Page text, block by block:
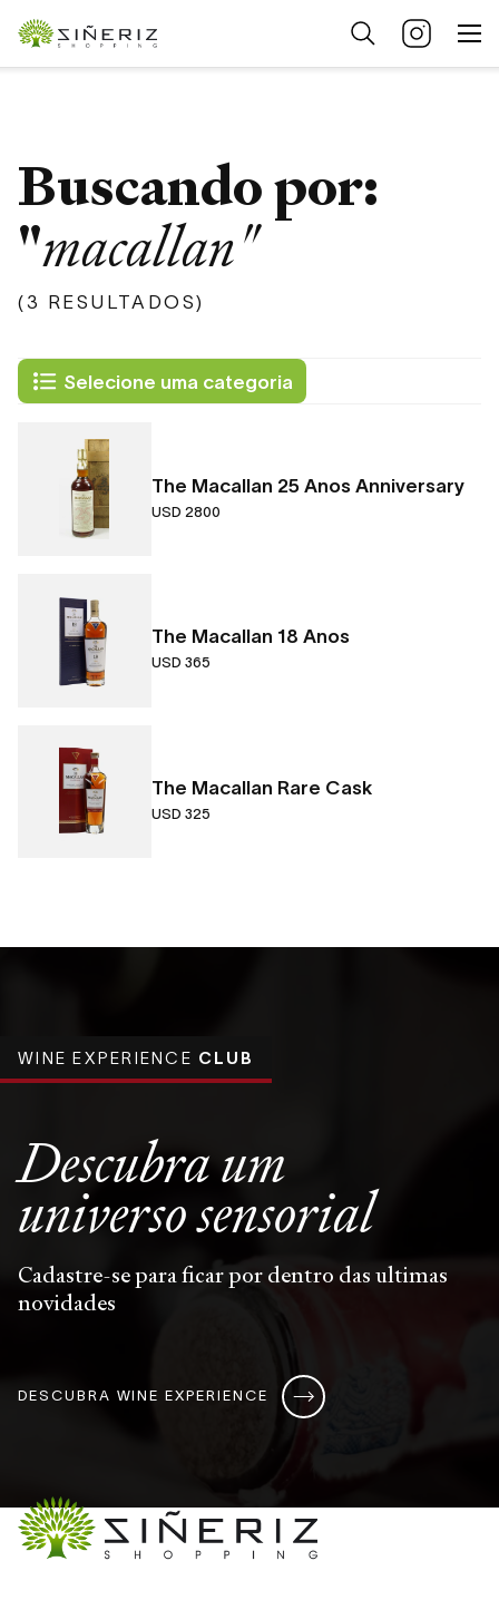
Buscando por:
"macallan"
(3 RESULTADOS)
Selecione uma categoria
The Macallan 25 Anos Anniversary
USD 2800
The Macallan 18 Anos
USD 365
The Macallan Rare Cask
USD 325
WINE EXPERIENCE CLUB
Descubra um
universosensorial
Cadastre-se para ficar por dentro das ultimas
novidades
DESCUBRA WINE EXPERIENCE